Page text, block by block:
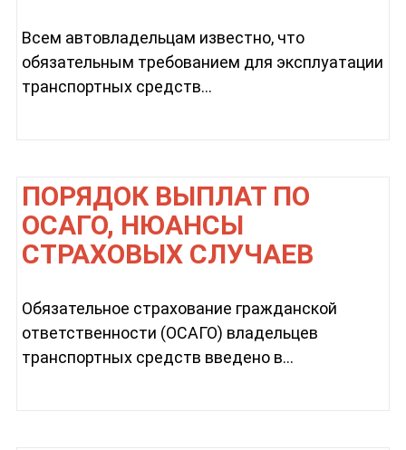
Всем автовладельцам известно, что
обязательным требованием для эксплуатации
транспортных средств...
ПОРЯДОК ВЫПЛАТ ПО
ОСАГО, НЮАНСЫ
СТРАХОВЫХ СЛУЧАЕВ
Обязательное страхование гражданской
ответственности (ОСАГО) владельцев
транспортных средств введено в...